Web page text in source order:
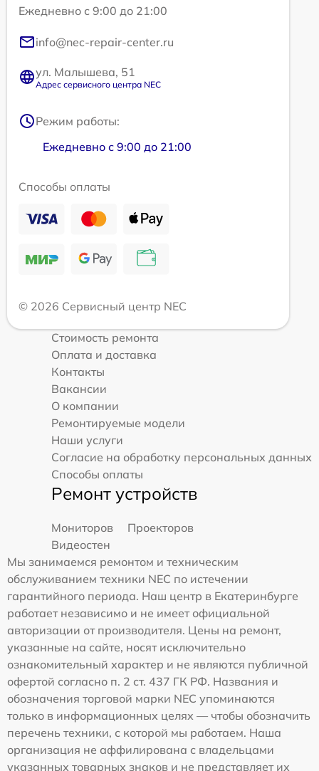
Ежедневно с 9:00 до 21:00
info@nec-repair-center.ru
ул. Малышева, 51
Адрес сервисного центра NEC
Режим работы:
Ежедневно с 9:00 до 21:00
Способы оплаты
© 2026 Сервисный центр NEC
Стоимость ремонта
Оплата и доставка
Контакты
Вакансии
О компании
Ремонтируемые модели
Наши услуги
Согласие на обработку персональных данных
Способы оплаты
Ремонт устройств
Мониторов
Проекторов
Видеостен
Мы занимаемся ремонтом и техническим
обслуживанием техники NEC по истечении
гарантийного периода. Наш центр в Екатеринбурге
работает независимо и не имеет официальной
авторизации от производителя. Цены на ремонт,
указанные на сайте, носят исключительно
ознакомительный характер и не являются публичной
офертой согласно п. 2 ст. 437 ГК РФ. Названия и
обозначения торговой марки NEC упоминаются
только в информационных целях — чтобы обозначить
перечень техники, с которой мы работаем. Наша
организация не аффилирована с владельцами
указанных товарных знаков и не представляет их